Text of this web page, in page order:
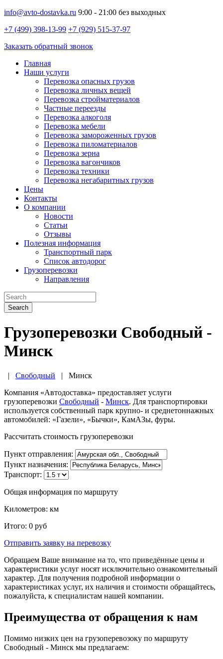
info@avto-dostavka.ru 9:00 - 21:00 без выходных
+7 (499) 398-13-99 +7 (929) 515-37-97
Заказать обратный звонок
Главная
Наши услуги
Перевозка опасных грузов
Перевозка личных вещей
Перевозка стройматериалов
Частные переезды
Перевозка алкоголя
Перевозка мебели
Перевозка замороженных грузов
Перевозка пиломатериалов
Перевозка зерна
Перевозка вагончиков
Перевозка техники
Перевозка негабаритных грузов
Цены
Контакты
О компании
Новости
Статьи
Отзывы
Полезная информация
Транспортный парк
Список автодорог
Грузоперевозки
Направления
Search
Грузоперевозки Свободный -
Минск
| Свободный | Минск
Компания «Автодоставка» предоставляет услуги
грузоперевозки Свободный - Минск. Для транспортировки
используется собственный парк крупно- и среднетоннажных
автомобилей: «Газели», «Бычки», КамАЗы, фуры.
Рассчитать стоимость грузоперевозки
Пункт отправления:
Пункт назначения:
Транспорт:
Общая информация по маршруту
Километров: км
Итого: 0 руб
Отправить заявку на перевозку
Обращаем Ваше внимание на то, что приведённые цены и
характеристики услуг носят исключительно ознакомительный
характер. Для получения подробной информации о
характеристиках услуг, их наличия и стоимости обращайтесь,
пожалуйста, к специалистам нашей компании.
Преимущества от обращения к нам
Помимо низких цен на грузоперевозоку по маршруту
Свободный - Минск мы предлагаем: